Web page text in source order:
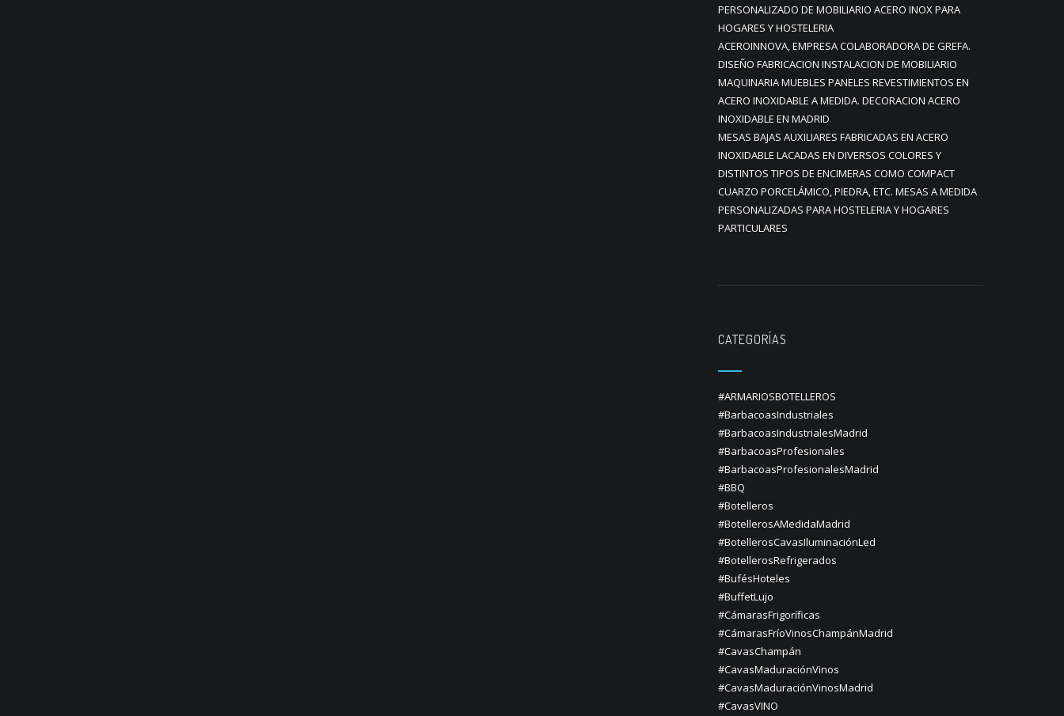
PERSONALIZADO DE MOBILIARIO ACERO INOX PARA
HOGARES Y HOSTELERIA
ACEROINNOVA, EMPRESA COLABORADORA DE GREFA.
DISEÑO FABRICACION INSTALACION DE MOBILIARIO
MAQUINARIA MUEBLES PANELES REVESTIMIENTOS EN
ACERO INOXIDABLE A MEDIDA. DECORACION ACERO
INOXIDABLE EN MADRID
MESAS BAJAS AUXILIARES FABRICADAS EN ACERO
INOXIDABLE LACADAS EN DIVERSOS COLORES Y
DISTINTOS TIPOS DE ENCIMERAS COMO COMPACT
CUARZO PORCELÁMICO, PIEDRA, ETC. MESAS A MEDIDA
PERSONALIZADAS PARA HOSTELERIA Y HOGARES
PARTICULARES
CATEGORÍAS
#ARMARIOSBOTELLEROS
#BarbacoasIndustriales
#BarbacoasIndustrialesMadrid
#BarbacoasProfesionales
#BarbacoasProfesionalesMadrid
#BBQ
#Botelleros
#BotellerosAMedidaMadrid
#BotellerosCavasIluminaciónLed
#BotellerosRefrigerados
#BufésHoteles
#BuffetLujo
#CámarasFrigoríficas
#CámarasFríoVinosChampánMadrid
#CavasChampán
#CavasMaduraciónVinos
#CavasMaduraciónVinosMadrid
#CavasVINO